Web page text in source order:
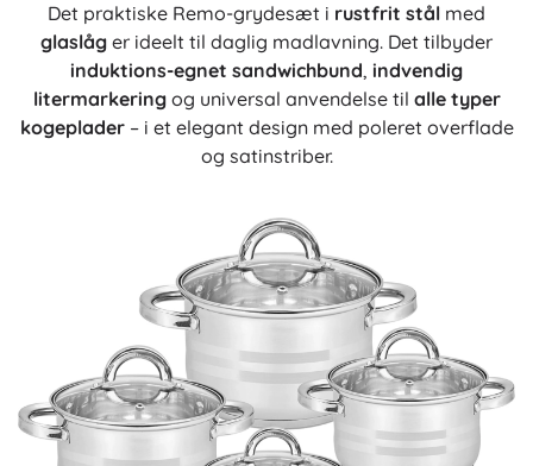
Det praktiske Remo-grydesæt i rustfrit stål med
glaslåg er ideelt til daglig madlavning. Det tilbyder
induktions-egnet sandwichbund, indvendig
litermarkeringog universal anvendelse til alle typer
kogeplader– i et elegant design med poleret overflade
og satinstriber.